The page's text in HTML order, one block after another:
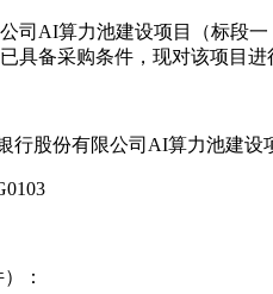
司AI算力池建设项目（标段
具备采购条件，现对该项目
行股份有限公司AI算力池建
：